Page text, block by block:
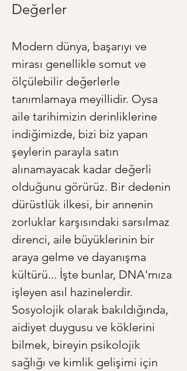
Değerler
Modern dünya, başarıyı ve
mirası genellikle somut ve
ölçülebilir değerlerle
tanımlamaya meyillidir. Oysa
aile tarihimizin derinliklerine
indiğimizde, bizi biz yapan
şeylerin parayla satın
alınamayacak kadar değerli
olduğunu görürüz. Bir dedenin
dürüstlük ilkesi, bir annenin
zorluklar karşısındaki sarsılmaz
direnci, aile büyüklerinin bir
araya gelme ve dayanışma
kültürü... İşte bunlar, DNA'mıza
işleyen asıl hazinelerdir.
Sosyolojik olarak bakıldığında,
aidiyet duygusu ve köklerini
bilmek, bireyin psikolojik
sağlığı ve kimlik gelişimi için